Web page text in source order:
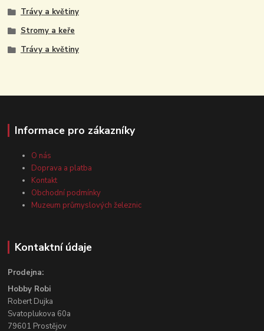
Trávy a květiny
Stromy a keře
Trávy a květiny
Informace pro zákazníky
O nás
Doprava a platba
Kontakt
Obchodní podmínky
Muzeum průmyslových železnic
Kontaktní údaje
Prodejna:
Hobby Robi
Robert Dujka
Svatoplukova 60a
79601 Prostějov